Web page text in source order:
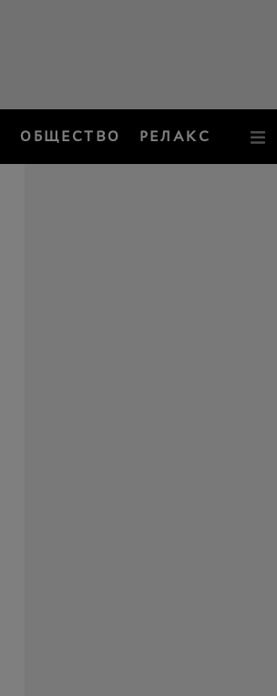
ОБЩЕСТВО РЕЛАКС